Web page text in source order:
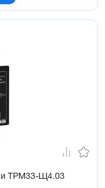
ТРМ33-Щ4.03